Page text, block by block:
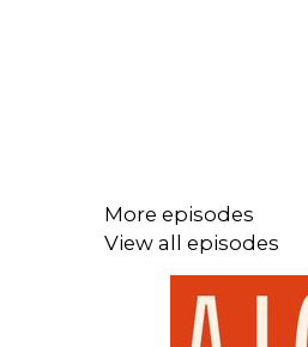
More episodes
View all episodes